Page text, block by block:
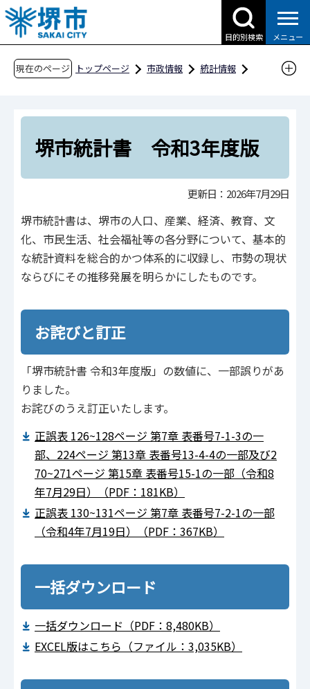
こ
の
ペ
目的別検索 メニュー
現在のページ トップページ 市政情報
統計情報
堺市統計書 令和3年度版
堺市統計書 令和3年度版
更新日：2026年7月29日
堺市統計書は、堺市の人口、産業、経済、教育、文
化、市民生活、社会福祉等の各分野について、基本的
な統計資料を総合的かつ体系的に収録し、市勢の現状
ならびにその推移発展を明らかにしたものです。
お詫びと訂正
「堺市統計書 令和3年度版」の数値に、一部誤りがあ
りました。
お詫びのうえ訂正いたします。
正誤表 126~128ページ 第7章 表番号7-1-3の一
部、224ページ 第13章 表番号13-4-4の一部及び2
70~271ページ 第15章 表番号15-1の一部（令和8
年7月29日）（PDF：181KB）
正誤表 130~131ページ 第7章 表番号7-2-1の一部
（令和4年7月19日）（PDF：367KB）
一括ダウンロード
一括ダウンロード（PDF：8,480KB）
EXCEL版はこちら（ファイル：3,035KB）